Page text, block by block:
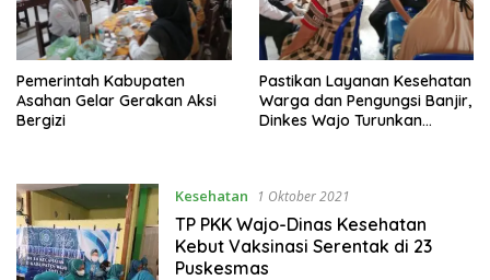
Pemerintah Kabupaten
Asahan Gelar Gerakan Aksi
Bergizi
Pastikan Layanan Kesehatan
Warga dan Pengungsi Banjir,
Dinkes Wajo Turunkan
Kesehatan 1 Oktober 2021
TP PKK Wajo-Dinas Kesehatan
Kebut Vaksinasi Serentak di 23
Puskesmas